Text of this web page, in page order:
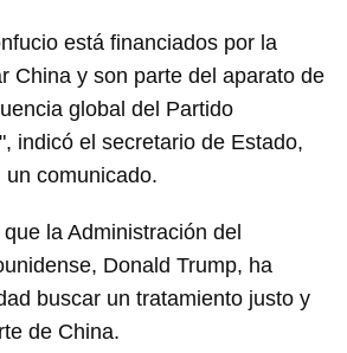
está financiados por la
China y son parte del aparato de
global del Partido
indicó el secretario de Estado,
comunicado.
la Administración del
Donald Trump, ha
buscar un tratamiento justo y
de China.